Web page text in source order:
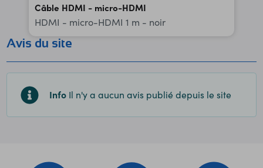
Câble HDMI - micro-HDMI
HDMI - micro-HDMI 1 m - noir
Avis du site
Info Il n'y a aucun avis publié depuis le site